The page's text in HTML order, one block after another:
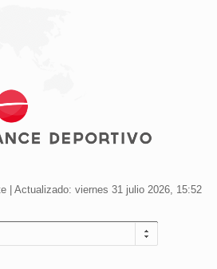
| Actualizado: viernes 31 julio 2026, 15:52